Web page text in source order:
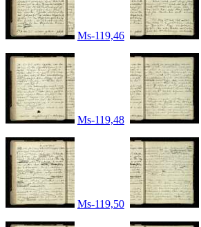
Ms-119,46
Ms-119,48
Ms-119,50